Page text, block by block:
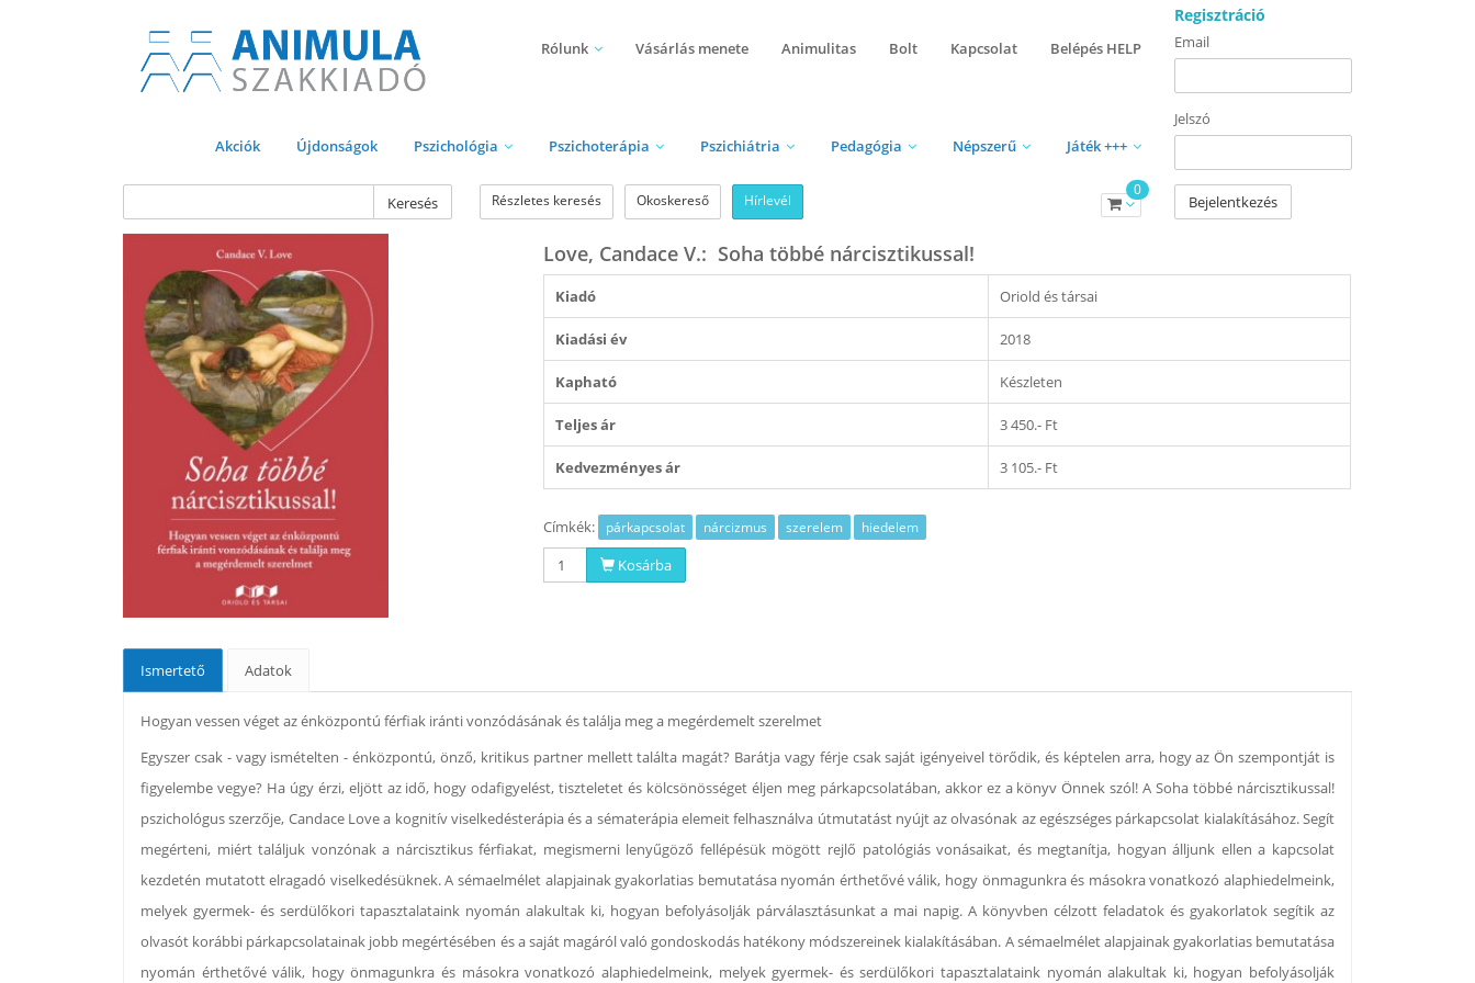
Rólunk Vásárlás menete Animulitas Bolt Kapcsolat Belépés HELP
Akciók Újdonságok Pszichológia Pszichoterápia Pszichiátria Pedagógia Népszerű Játék +++
Keresés Részletes keresés Okoskereső Hírlevél
0
Regisztráció
Email
Jelszó
Bejelentkezés
Love, Candace V.: ​Soha többé nárcisztikussal!
Kiadó Oriold és társai
Kiadási év 2018
Kapható Készleten
Teljes ár 3 450.- Ft
Kedvezményes ár 3 105.- Ft
Címkék: párkapcsolat nárcizmus szerelem hiedelem
Kosárba
Ismertető Adatok
Hogyan vessen véget az énközpontú férfiak iránti vonzódásának és találja meg a megérdemelt szerelmet
Egyszer csak - vagy ismételten - énközpontú, önző, kritikus partner mellett találta magát? Barátja vagy férje csak saját igényeivel törődik, és képtelen arra, hogy az Ön szempontját is
figyelembe vegye? Ha úgy érzi, eljött az idő, hogy odafigyelést, tiszteletet és kölcsönösséget éljen meg párkapcsolatában, akkor ez a könyv Önnek szól! A Soha többé nárcisztikussal!
pszichológus szerzője, Candace Love a kognitív viselkedésterápia és a sématerápia elemeit felhasználva útmutatást nyújt az olvasónak az egészséges párkapcsolat kialakításához. Segít
megérteni, miért találjuk vonzónak a nárcisztikus férfiakat, megismerni lenyűgöző fellépésük mögött rejlő patológiás vonásaikat, és megtanítja, hogyan álljunk ellen a kapcsolat
kezdetén mutatott elragadó viselkedésüknek. A sémaelmélet alapjainak gyakorlatias bemutatása nyomán érthetővé válik, hogy önmagunkra és másokra vonatkozó alaphiedelmeink,
melyek gyermek- és serdülőkori tapasztalataink nyomán alakultak ki, hogyan befolyásolják párválasztásunkat a mai napig. A könyvben célzott feladatok és gyakorlatok segítik az
olvasót korábbi párkapcsolatainak jobb megértésében és a saját magáról való gondoskodás hatékony módszereinek kialakításában. A sémaelmélet alapjainak gyakorlatias bemutatása
nyomán érthetővé válik, hogy önmagunkra és másokra vonatkozó alaphiedelmeink, melyek gyermek- és serdülőkori tapasztalataink nyomán alakultak ki, hogyan befolyásolják